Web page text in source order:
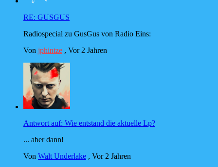
RE: GUSGUS
Radiospecial zu GusGus von Radio Eins:
Von jphintze , Vor 2 Jahren
Antwort auf: Wie entstand die aktuelle Lp?
... aber dann!
Von Walt Underlake , Vor 2 Jahren